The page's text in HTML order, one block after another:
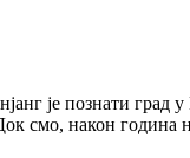
је познати
смо, након